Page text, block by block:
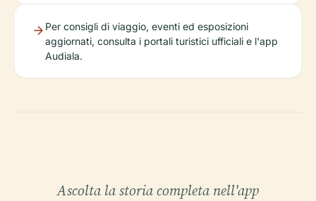
Per consigli di viaggio, eventi ed esposizioni
aggiornati, consulta i portali turistici ufficiali e l'app
Audiala.
Ascolta la storia completa nell'app